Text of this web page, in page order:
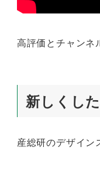
高評価とチャンネ
新しくし
産総研のデザイン